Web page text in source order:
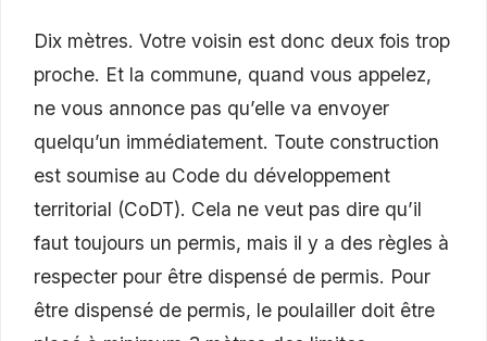
Dix mètres. Votre voisin est donc deux fois trop
proche. Et la commune, quand vous appelez,
ne vous annonce pas qu’elle va envoyer
quelqu’un immédiatement. Toute construction
est soumise au Code du développement
territorial (CoDT). Cela ne veut pas dire qu’il
faut toujours un permis, mais il y a des règles à
respecter pour être dispensé de permis. Pour
être dispensé de permis, le poulailler doit être